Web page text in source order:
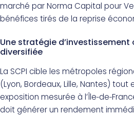
marché par Norma Capital pour
bénéfices tirés de la reprise
Une stratégie
diversifiée
La SCPI cible les métropoles
(Lyon, Bordeaux, Lille, Nantes)
exposition mesurée à
doit générer un rendement